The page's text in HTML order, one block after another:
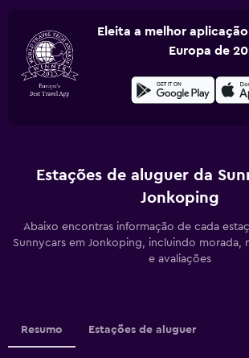
Eleita a melhor
Europa de
Estações de aluguer da
Jonkoping
Abaixo encontras informação de cada
Sunnycars em Jonkoping, incluindo morada,
e avaliações
Resumo Estações de aluguer